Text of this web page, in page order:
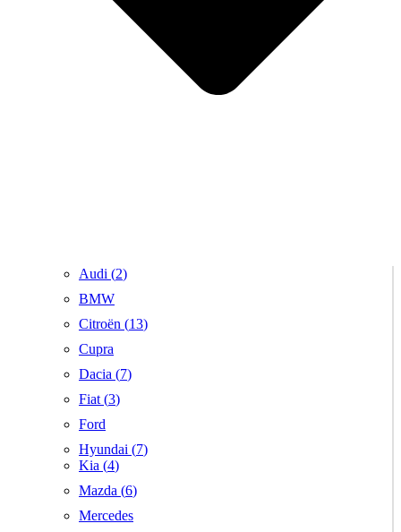
Audi (2)
BMW
Citroën (13)
Cupra
Dacia (7)
Fiat (3)
Ford
Hyundai (7)
Kia (4)
Mazda (6)
Mercedes